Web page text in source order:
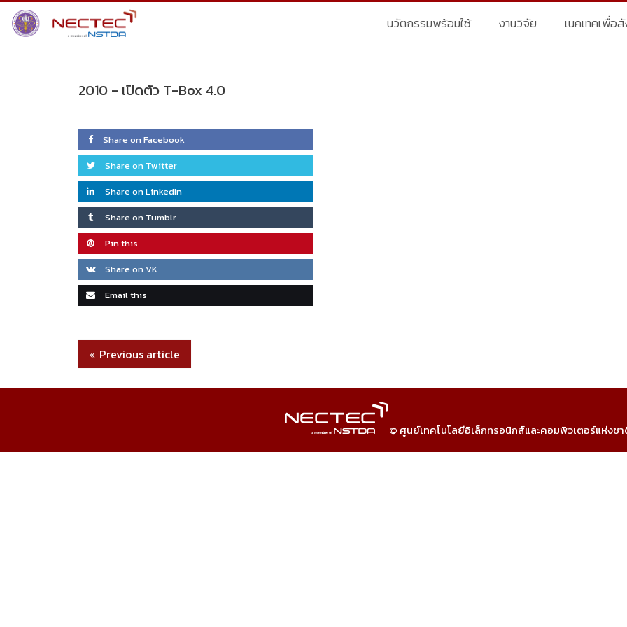
Skip
นวัตกรรมพร้อมใช้ งานวิจัย เนคเทคเพื่อ
2010 - เปิดตัว T-Box 4.0
Share on Facebook
Share on Twitter
Share on LinkedIn
Share on Tumblr
Pin this
Share on VK
Email this
Previous article
© ศูนย์เทคโนโลยีอิเล็กทรอนิกส์และคอมพิวเตอร์แห่งชา